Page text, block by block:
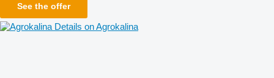
See the offer
Details on Agrokalina